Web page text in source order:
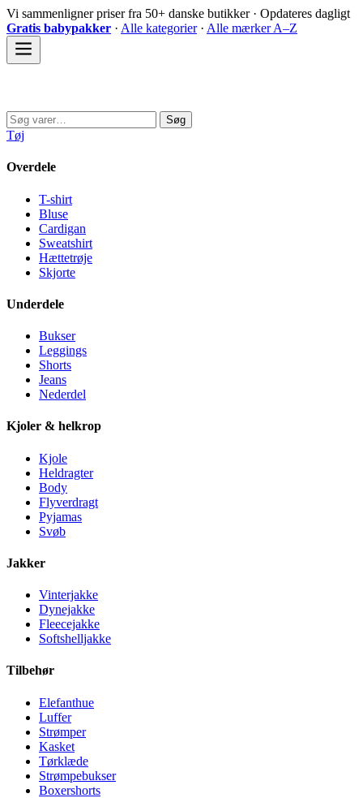
Spring
til
indhold
Vi sammenligner priser fra 50+ danske butikker · Opdateres dagligt
Gratis babypakker · Alle kategorier· Alle mærker A–Z
Søg
efter:
Søg
Tøj
Overdele
T-shirt
Bluse
Cardigan
Sweatshirt
Hættetrøje
Skjorte
Underdele
Bukser
Leggings
Shorts
Jeans
Nederdel
Kjoler & helkrop
Kjole
Heldragter
Body
Flyverdragt
Pyjamas
Svøb
Jakker
Vinterjakke
Dynejakke
Fleecejakke
Softshelljakke
Tilbehør
Elefanthue
Luffer
Strømper
Kasket
Tørklæde
Strømpebukser
Boxershorts